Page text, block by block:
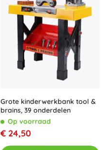
Grote kinderwerkbank tool &
brains, 39 onderdelen
Op voorraad
€ 24,50